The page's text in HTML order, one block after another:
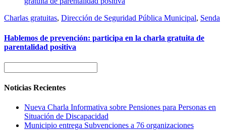
Charlas gratuitas, Dirección de Seguridad Pública Municipal, Senda
Hablemos de prevención: participa en la charla gratuita de
parentalidad positiva
Noticias Recientes
Nueva Charla Informativa sobre Pensiones para Personas en
Situación de Discapacidad
Municipio entrega Subvenciones a 76 organizaciones